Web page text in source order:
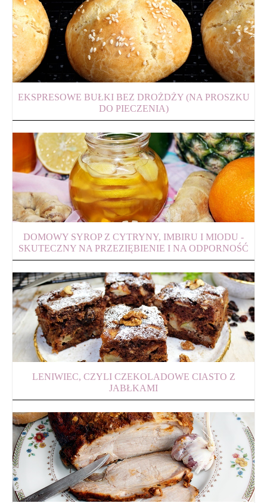
EKSPRESOWE BUŁKI BEZ DROŻDŻY (NA PROSZKU
DO PIECZENIA)
DOMOWY SYROP Z CYTRYNY, IMBIRU I MIODU -
SKUTECZNY NA PRZEZIĘBIENIE I NA ODPORNOŚĆ
LENIWIEC, CZYLI CZEKOLADOWE CIASTO Z
JABŁKAMI